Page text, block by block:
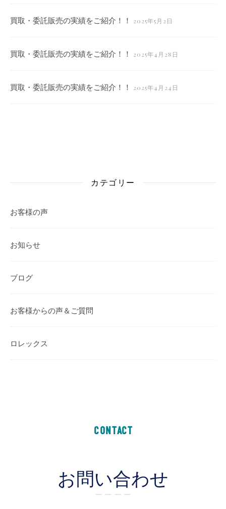
買取・委託販売の実績をご紹介！！ 2025年5月2日
買取・委託販売の実績をご紹介！！ 2025年4月28日
買取・委託販売の実績をご紹介！！ 2025年4月24日
カテゴリー
お客様の声
お知らせ
ブログ
お客様からの声＆ご質問
ロレックス
CONTACT
お問い合わせ
ー ー ー ー